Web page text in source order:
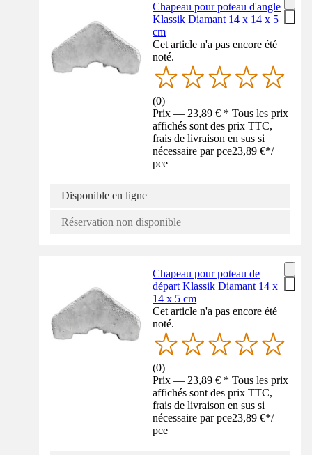
Chapeau pour poteau d'angle
Klassik Diamant 14 x 14 x 5
cm
Cet article n'a pas encore été
noté.
(0)
Prix — 23,89 € * Tous les prix
affichés sont des prix TTC,
frais de livraison en sus si
nécessaire par pce23,89 €*/
pce
Disponible en ligne
Réservation non disponible
Chapeau pour poteau de
départ Klassik Diamant 14 x
14 x 5 cm
Cet article n'a pas encore été
noté.
(0)
Prix — 23,89 € * Tous les prix
affichés sont des prix TTC,
frais de livraison en sus si
nécessaire par pce23,89 €*/
pce